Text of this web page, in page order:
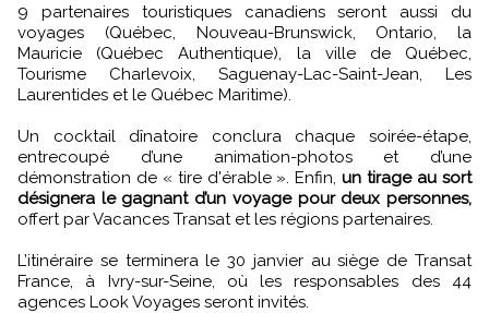
9 partenaires touristiques canadiens seront aussi du
voyages (Québec, Nouveau-Brunswick, Ontario, la
Mauricie (Québec Authentique), la ville de Québec,
Tourisme Charlevoix, Saguenay-Lac-Saint-Jean, Les
Laurentides et le Québec Maritime).
Un cocktail dînatoire conclura chaque soirée-étape,
entrecoupé d’une animation-photos et d’une
démonstration de « tire d'érable ». Enfin,un tirage au sort
désignera le gagnant d’un voyage pour deux personnes,
offert par Vacances Transat et les régions partenaires.
L’itinéraire se terminera le 30 janvier au siège de Transat
France, à Ivry-sur-Seine, où les responsables des 44
agences Look Voyages seront invités.